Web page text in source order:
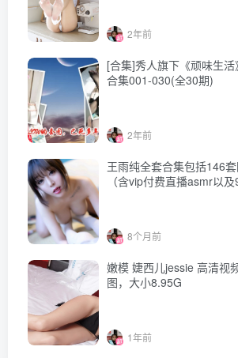
[5.26更1]
[78+1P745M]
[5.13更1]
077.[XiuRen秀人网] 2023.04.11 NO.6554
[80+1P696M]
[4.25更1]
076.[XiuRen秀人网] 2023.03.22 NO.6454
[91+1P876M]
[4.11更1]
075.[XiuRen秀人网] 2023.03.09 NO.6387
[80+1P770M]
2年前
[合集]秀人旗下《顽味生
合集001-030(全30期)
2年前
王雨纯全套合集包括146
（含vip付费直播asmr以
8个月前
嫩模 婕西儿jessie 高清视
图，大小8.95G
1年前